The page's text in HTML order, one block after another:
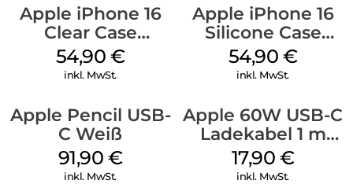
Apple iPhone 16
Clear Case
MagSafe
Transparent
54,90 €
inkl. MwSt.
Apple iPhone 16
Silicone Case
MagSafe Black
54,90 €
inkl. MwSt.
Apple Pencil USB-
C Weiß
91,90 €
inkl. MwSt.
Apple 60W USB-C
Ladekabel 1 m
Weiß
17,90 €
inkl. MwSt.